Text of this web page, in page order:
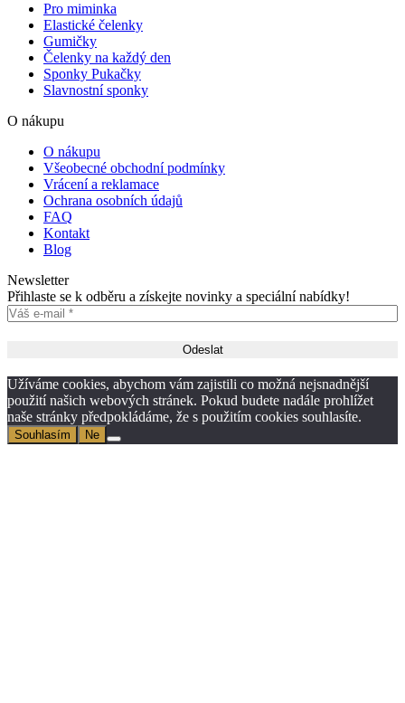
Pro miminka
Elastické čelenky
Gumičky
Čelenky na každý den
Sponky Pukačky
Slavnostní sponky
O nákupu
O nákupu
Všeobecné obchodní podmínky
Vrácení a reklamace
Ochrana osobních údajů
FAQ
Kontakt
Blog
Newsletter
Přihlaste se k odběru a získejte novinky a speciální nabídky!
Užíváme cookies, abychom vám zajistili co možná nejsnadnější
použití našich webových stránek. Pokud budete nadále prohlížet
naše stránky předpokládáme, že s použitím cookies souhlasíte.
Souhlasím Ne